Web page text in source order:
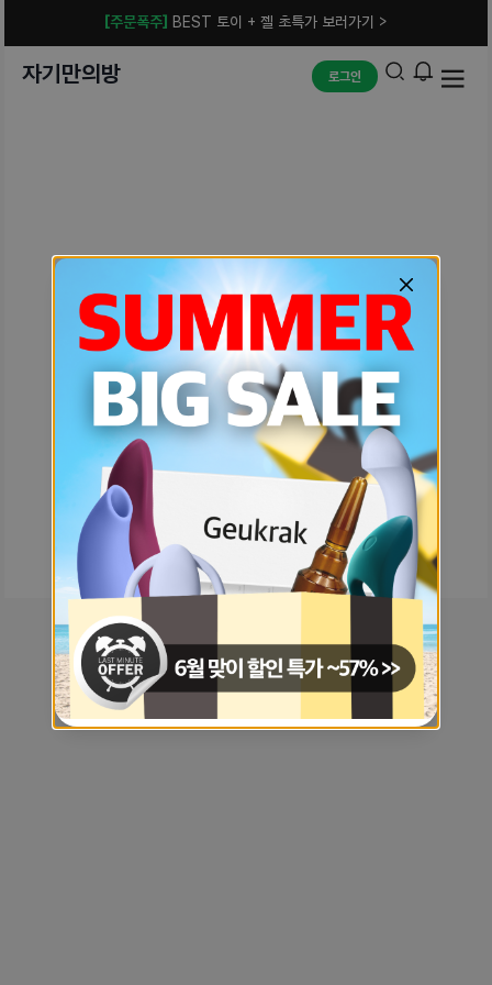
[주문폭주] BEST 토이 + 젤 초특가 보러가기 >
자기만의방 로그인
예상치 못한 에러입니다.